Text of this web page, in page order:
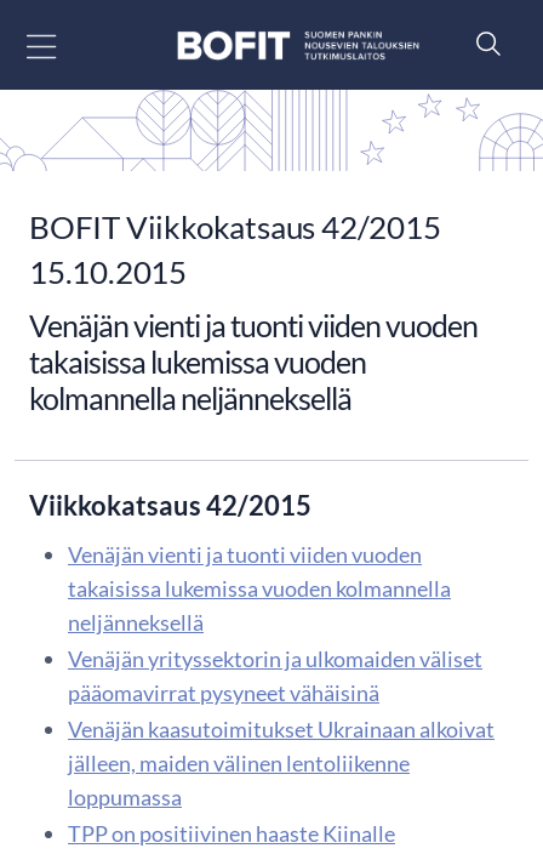
BOFIT Viikkokatsaus 42/2015
15.10.2015
Venäjän vienti ja tuonti viiden vuoden
takaisissa lukemissa vuoden
kolmannella neljänneksellä
Viikkokatsaus 42/2015
Venäjän vienti ja tuonti viiden vuoden
takaisissa lukemissa vuoden kolmannella
neljänneksellä
Venäjän yrityssektorin ja ulkomaiden väliset
pääomavirrat pysyneet vähäisinä
Venäjän kaasutoimitukset Ukrainaan alkoivat
jälleen, maiden välinen lentoliikenne
loppumassa
TPP on positiivinen haaste Kiinalle